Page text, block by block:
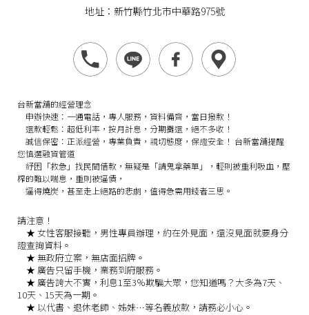
地址：新竹縣竹北市中華路975號
台新當舖的經營理念
申辦快速： 一通電話，專人服務，資料備齊，當日撥款！
還款輕鬆： 超低利率，按月計息，分期攤還，絕不多收！
誠信保密： 正派經營，專業負責，親切態度，保證安全！ 台新當舖提醒
您慎選融資管道
紓困「救急」找民間借款，無疑是「請鬼拿藥單」，輕則被重利吸血，壓
榨的難以喘息，重則被逼債，
逼得燒炭，甚至走上絕路的悲劇，值得急需用錢者三思。
請注意！
★女性客服接聽，男性專員辦理，約在外見面，還沒見面就要身分
證查詢資料。
★無政府立案，無店面招牌。
★ 廣告只留手機，業務到府服務。
★ 廣告誇大不實，利息1至3％欺騙大眾，您知道嗎？大多為7天、
10天、15天為一期。
★以代書、退休老師、姊妹…等名義放款，請務必小心。